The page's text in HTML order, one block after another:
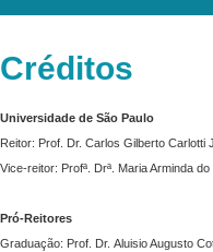
Créditos
Universidade de São Paulo
Reitor: Prof. Dr. Carlos Gilberto Carlotti
Vice-reitor: Profª. Drª. Maria Arminda
Pró-Reitores
Graduação: Prof. Dr. Aluisio Augusto